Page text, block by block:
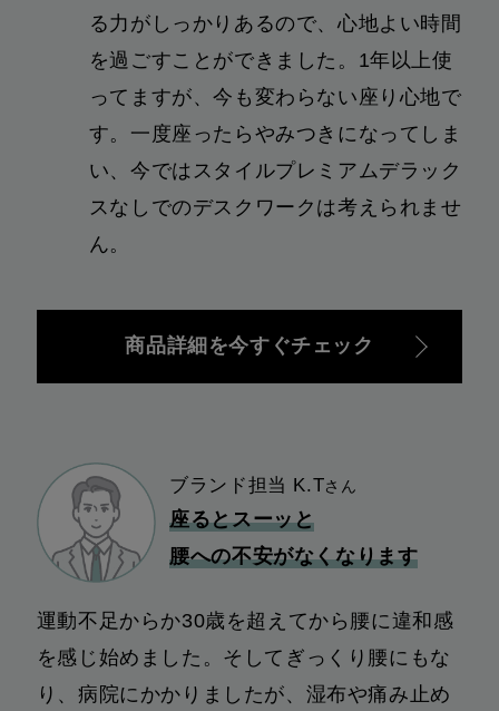
る力がしっかりあるので、心地よい時間
を過ごすことができました。1年以上使
ってますが、今も変わらない座り心地で
す。一度座ったらやみつきになってしま
い、今ではスタイルプレミアムデラック
スなしでのデスクワークは考えられませ
ん。
商品詳細を今すぐチェック
ブランド担当 K.Tさん
座るとスーッと
腰への不安がなくなります
運動不足からか30歳を超えてから腰に違和感
を感じ始めました。そしてぎっくり腰にもな
り、病院にかかりましたが、湿布や痛み止め